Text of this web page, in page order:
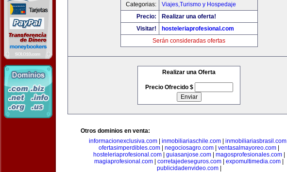
Categorias:
Viajes,Turismo y Hospedaje
Precio:
Realizar una oferta!
Visitar!
hosteleriaprofesional.com
Serán consideradas ofertas
Realizar una Oferta
Precio Ofrecido $
Otros dominios en venta:
informacionexclusiva.com| inmobiliariaschile.com| inmobiliariasbrasil.com|
ofertasimperdibles.com
negociosagro.com ventasalmayoreo.com
hosteleriaprofesional.com| guiasanjose.com| magosprofesionales.com|
magiaprofesional.com
corretajedeseguros.com expomultimedia.com
publicidadenvideo.com|